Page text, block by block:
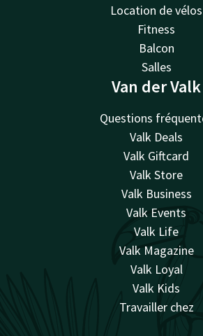
Location de vélos
Fitness
Balcon
Salles
Van der Valk
Questions
Valk Deals
Valk Giftcard
Valk Store
Valk Business
Valk Events
Valk Life
Valk Magazine
Valk Loyal
Valk Kids
Travailler chez